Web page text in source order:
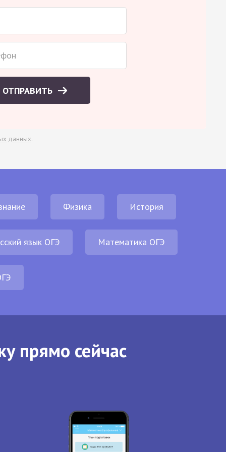
ОТПРАВИТЬ
данных.
Физика История
язык ОГЭ Математика ОГЭ
прямо сейчас